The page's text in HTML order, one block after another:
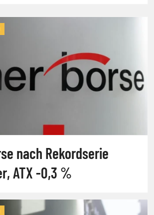
nach Rekordserie
ATX -0,3 %